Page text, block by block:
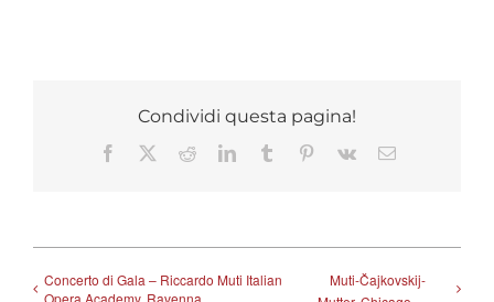
Condividi questa pagina!
Facebook RedditLinkedInTumblr Pinterest
Vk Email
Concerto di Gala – Riccardo Muti Italian
Opera Academy, Ravenna
Muti-Čajkovskij-